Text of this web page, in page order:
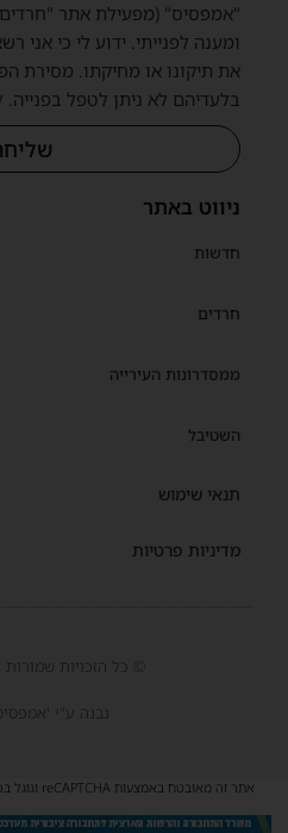
ניווט באתר
חדשות
חרדים
ממסדרונות העירייה
השטיבל
תנאי שימוש
מדיניות פרטיות
"אמפסיס" (מפעילת אתר "חרדים
ומענה לפנייתי. ידוע לי כי אני
את תיקונו או מחיקתו. מסירת
בלעדיהם לא ניתן לטפל בפנייה.
© כל הזכויות
נבנה ע"י
אתר זה מאובטח באמצעות reCAPTCHA וגוגל בכפוף